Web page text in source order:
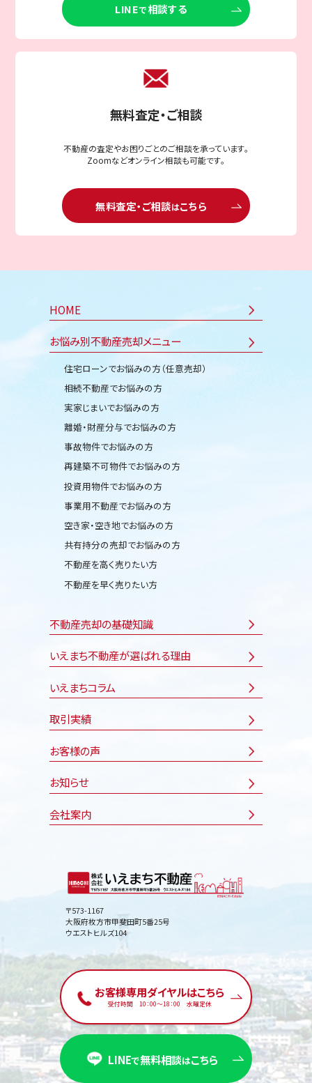
LINEで相談する
無料査定・ご相談
不動産の査定やお困りごとのご相談を承っています。
Zoomなどオンライン相談も可能です。
無料査定・ご相談はこちら
HOME
お悩み別不動産売却メニュー
住宅ローンでお悩みの方（任意売却）
相続不動産でお悩みの方
実家じまいでお悩みの方
離婚・財産分与でお悩みの方
事故物件でお悩みの方
再建築不可物件でお悩みの方
投資用物件でお悩みの方
事業用不動産でお悩みの方
空き家・空き地でお悩みの方
共有持分の売却でお悩みの方
不動産を高く売りたい方
不動産を早く売りたい方
不動産売却の基礎知識
いえまち不動産が選ばれる理由
いえまちコラム
取引実績
お客様の声
お知らせ
会社案内
〒573-1167
大阪府枚方市甲斐田町5番25号
ウエストヒルズ104
お客様専用ダイヤルはこちら
受付時間 10：00〜18：00 水曜定休
LINEで無料相談はこちら